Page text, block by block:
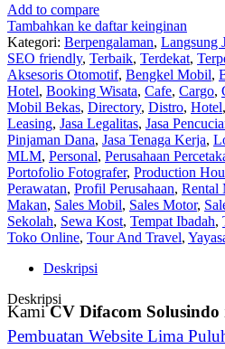
Add to compare
Tambahkan ke daftar keinginan
Kategori: Berpengalaman, Langsung
SEO friendly, Terbaik, Terdekat,
Aksesoris Otomotif, Bengkel Mobil,
Hotel, Booking Wisata, Cafe, Cargo,
Mobil Bekas, Directory, Distro, Hotel,
Leasing, Jasa Legalitas, Jasa
Pinjaman Dana, Jasa Tenaga Kerja,
MLM, Personal, Perusahaan
Portofolio Fotografer, Production
Perawatan, Profil Perusahaan, Rental
Makan, Sales Mobil, Sales Motor,
Sekolah, Sewa Kost, Tempat Ibadah,
Toko Online, Tour And Travel,
Deskripsi
Deskripsi
KamiCV Difacom Solusindo
Pembuatan Website Lima